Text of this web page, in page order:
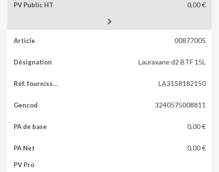
0,00 €

00877005
Lauraxane d2 BTF 15L
LA3158182150
3240575008811
0,00 €
0,00 €